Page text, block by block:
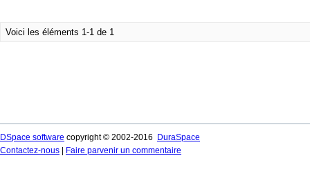
Voici les éléments 1-1 de 1
DSpace software copyright © 2002-2016
DuraSpace
Contactez-nous
Faire parvenir un commentaire